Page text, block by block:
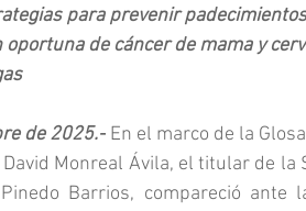
para prevenir
de cáncer de mama y
de 2025.- En el marco de la
Monreal Ávila, el titular de la
Barrios, compareció ante